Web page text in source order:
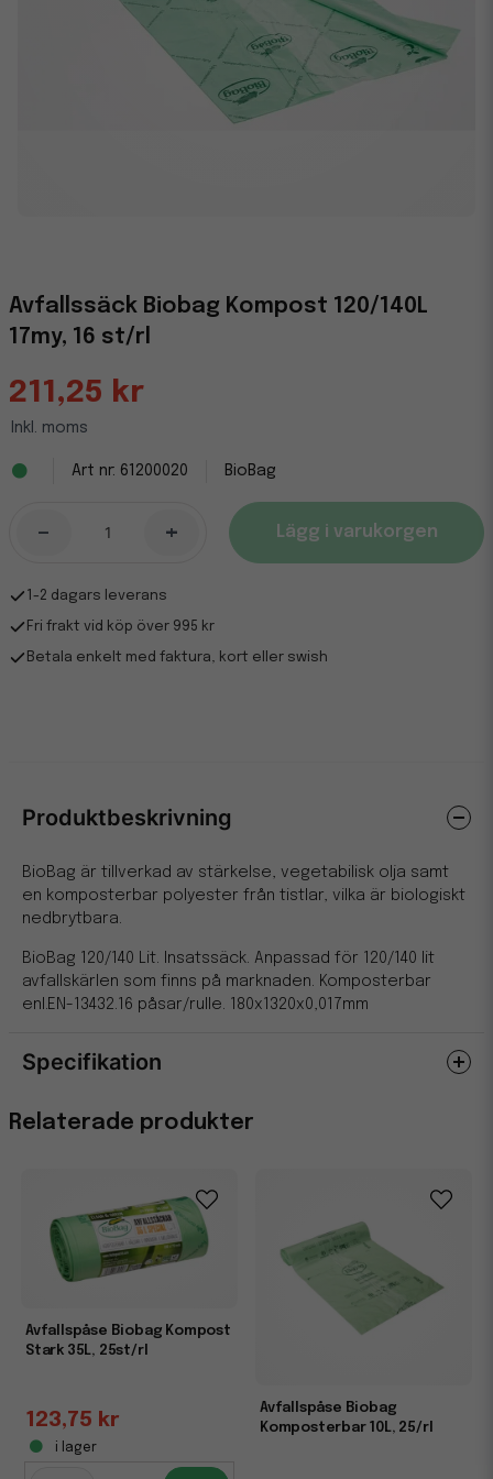
Avfallssäck Biobag Kompost 120/140L
17my, 16 st/rl
211,25 kr
Inkl. moms
61200020 BioBag
- + Lägg i varukorgen
1-2 dagars leverans
Fri frakt vid köp över 995 kr
Betala enkelt med faktura, kort eller swish
Relaterade produkter
Avfallspåse Biobag Kompost
Stark 35L, 25st/rl
123,75 kr
i lager
Avfallspåse Biobag
Komposterbar 10L, 25/rl
Produktbeskrivning
BioBag är tillverkad av stärkelse, vegetabilisk olja samt
en komposterbar polyester från tistlar, vilka är biologiskt
nedbrytbara.
BioBag 120/140 Lit. Insatssäck. Anpassad för 120/140 lit
avfallskärlen som finns på marknaden. Komposterbar
enl.EN-13432.16 påsar/rulle. 180x1320x0,017mm
Specifikation
Egenskaper